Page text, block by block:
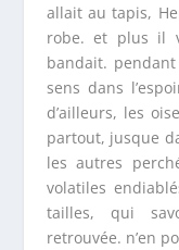
allait au tapis,
robe. et plus il
bandait.
sens dans
d’ailleurs, les
partout, jusque
les autres
volatiles
tailles, qui
retrouvée. n’en